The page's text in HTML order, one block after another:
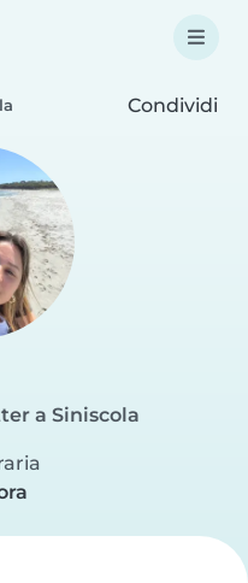
Condividi
a Siniscola